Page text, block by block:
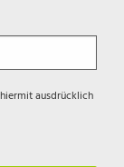
ausdrücklich